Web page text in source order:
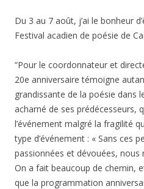
Du 3 au 7 août, j’ai le bonheur
Festival acadien de poésie de
“Pour le coordonnateur et
20e anniversaire témoigne
grandissante de la poésie dans
acharné de ses prédécesseurs,
l’événement malgré la fragilité
type d’événement : « Sans ces
passionnées et dévouées, nous
On a fait beaucoup de chemin,
que la programmation